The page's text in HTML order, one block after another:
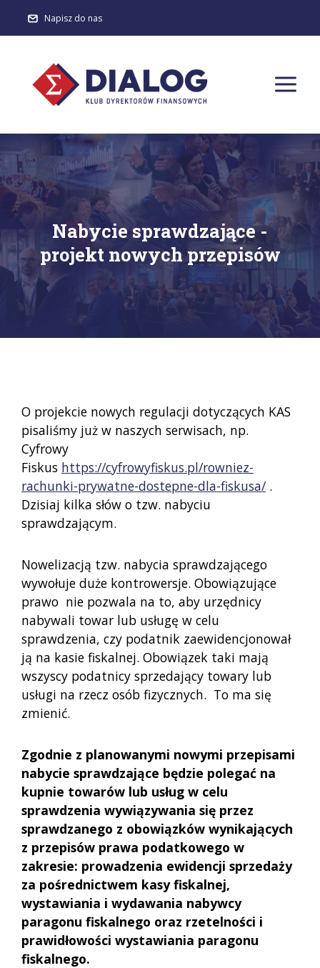
Napisz do nas
Nabycie sprawdzające -
projekt nowych przepisów
O projekcie nowych regulacji dotyczących KAS
pisaliśmy już w naszych serwisach, np.
Cyfrowy
Fiskus https://cyfrowyfiskus.pl/rowniez-
rachunki-prywatne-dostepne-dla-fiskusa/ .
Dzisiaj kilka słów o tzw. nabyciu
sprawdzającym.
Nowelizacją tzw. nabycia sprawdzającego
wywołuje duże kontrowersje. Obowiązujące
prawo nie pozwala na to, aby urzędnicy
nabywali towar lub usługę w celu
sprawdzenia, czy podatnik zaewidencjonował
ją na kasie fiskalnej. Obowiązek taki mają
wszyscy podatnicy sprzedający towary lub
usługi na rzecz osób fizycznych. To ma się
zmienić.
Zgodnie z planowanymi nowymi przepisami
nabycie sprawdzające będzie polegać na
kupnie towarów lub usług w celu
sprawdzenia wywiązywania się przez
sprawdzanego z obowiązków wynikających
z przepisów prawa podatkowego w
zakresie: prowadzenia ewidencji sprzedaży
za pośrednictwem kasy fiskalnej,
wystawiania i wydawania nabywcy
paragonu fiskalnego oraz rzetelności i
prawidłowości wystawiania paragonu
fiskalnego.